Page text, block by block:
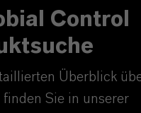
Control
Überblick
finden Sie in unserer